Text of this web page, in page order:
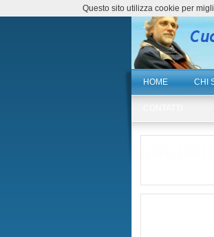
HOME CHI
Questo sito utilizza cookie per